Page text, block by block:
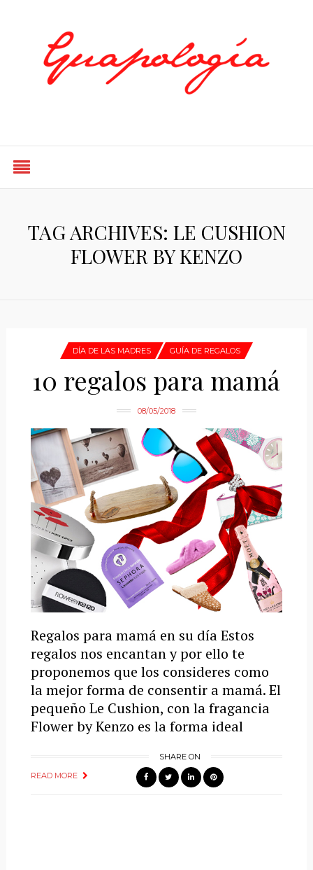
TAG ARCHIVES: LE CUSHION
FLOWER BY KENZO
DÍA DE LAS MADRES GUÍA DE REGALOS
10 regalos para mamá
08/05/2018
Regalos para mamá en su día Estos
regalos nos encantan y por ello te
proponemos que los consideres como
la mejor forma de consentir a mamá. El
pequeño Le Cushion, con la fragancia
Flower by Kenzo es la forma ideal
READ MORE
SHARE ON